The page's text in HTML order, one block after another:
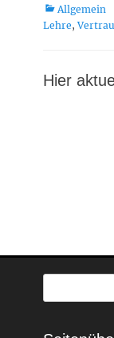
Kategorien
Allgemein
Lehre,
Hier